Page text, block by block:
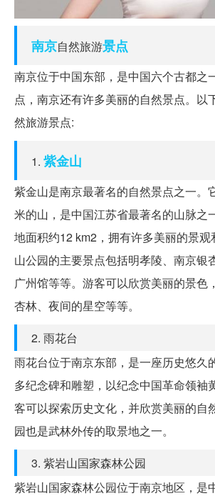
南京自然旅游景点
南京位于中国东部，是中国六个古都之
点，南京还有许多美丽的自然景点。以
然旅游景点:
1. 紫金山
紫金山是南京最著名的自然景点之一。
米的山，是中国江苏省最著名的山脉之
地面积约12 km2，拥有许多美丽的景
山公园的主要景点包括明孝陵、南京银
广州馆等等。游客可以欣赏美丽的景色
杏林、夜间的星空等等。
2. 雨花台
雨花台位于南京东部，是一座历史悠久
多纪念碑和雕塑，以纪念中国革命领袖
客可以探索历史文化，并欣赏美丽的自
园也是武林外传的取景地之一。
3. 紫岩山国家森林公园
紫岩山国家森林公园位于南京地区，是